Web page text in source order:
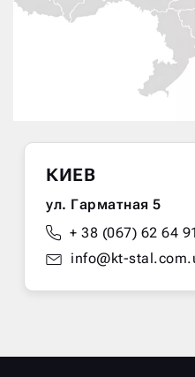
КИЕВ
ул. Гарматная 5
+ 38 (067) 62 64
info@kt-